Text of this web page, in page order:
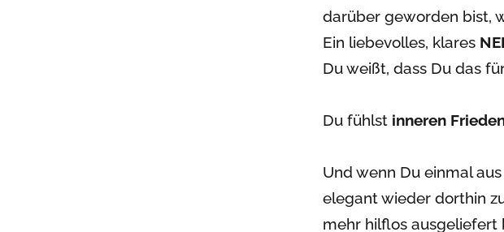
darüber geworden bist,
Ein liebevolles, klares
Du weißt, dass Du das
Du fühlst inneren
Und wenn Du einmal
elegant wieder dorthin
mehr hilflos ausgeliefert